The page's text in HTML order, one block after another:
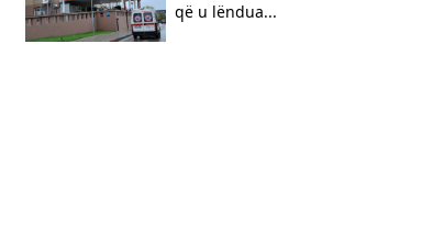
që u lëndua...